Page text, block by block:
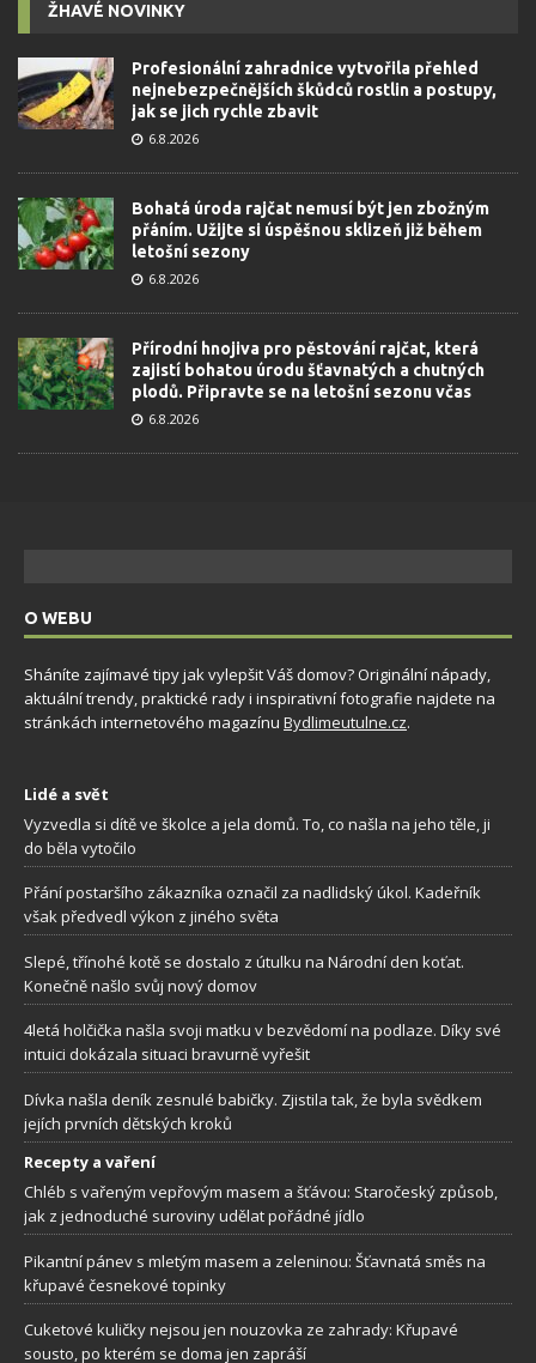
ŽHAVÉ NOVINKY
Profesionální zahradnice vytvořila přehled
nejnebezpečnějších škůdců rostlin a postupy,
jak se jich rychle zbavit
6.8.2026
Bohatá úroda rajčat nemusí být jen zbožným
přáním. Užijte si úspěšnou sklizeň již během
letošní sezony
6.8.2026
Přírodní hnojiva pro pěstování rajčat, která
zajistí bohatou úrodu šťavnatých a chutných
plodů. Připravte se na letošní sezonu včas
6.8.2026
O WEBU
Sháníte zajímavé tipy jak vylepšit Váš domov? Originální nápady,
aktuální trendy, praktické rady i inspirativní fotografie najdete na
stránkách internetového magazínu Bydlimeutulne.cz.
Lidé a svět
Vyzvedla si dítě ve školce a jela domů. To, co našla na jeho těle, ji
do běla vytočilo
Přání postaršího zákazníka označil za nadlidský úkol. Kadeřník
však předvedl výkon z jiného světa
Slepé, třínohé kotě se dostalo z útulku na Národní den koťat.
Konečně našlo svůj nový domov
4letá holčička našla svoji matku v bezvědomí na podlaze. Díky své
intuici dokázala situaci bravurně vyřešit
Dívka našla deník zesnulé babičky. Zjistila tak, že byla svědkem
jejích prvních dětských kroků
Recepty a vaření
Chléb s vařeným vepřovým masem a šťávou: Staročeský způsob,
jak z jednoduché suroviny udělat pořádné jídlo
Pikantní pánev s mletým masem a zeleninou: Šťavnatá směs na
křupavé česnekové topinky
Cuketové kuličky nejsou jen nouzovka ze zahrady: Křupavé
sousto, po kterém se doma jen zapráší